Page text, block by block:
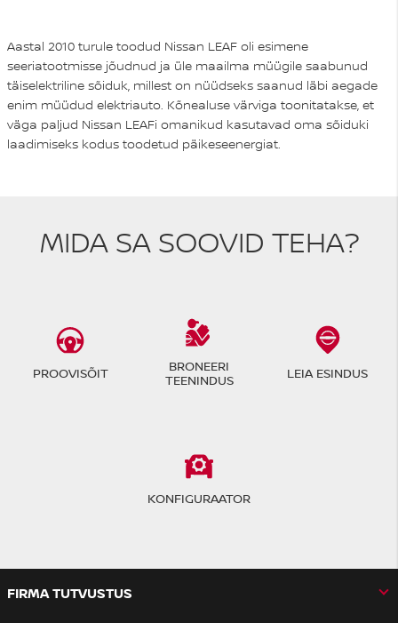
Aastal 2010 turule toodud Nissan LEAF oli esimene
seeriatootmisse jõudnud ja üle maailma müügile saabunud
täiselektriline sõiduk, millest on nüüdseks saanud läbi aegade
enim müüdud elektriauto. Kõnealuse värviga toonitatakse, et
väga paljud Nissan LEAFi omanikud kasutavad oma sõiduki
laadimiseks kodus toodetud päikeseenergiat.
MIDA SA SOOVID TEHA?
PROOVISÕIT
BRONEERI
TEENINDUS
LEIA ESINDUS
KONFIGURAATOR
FIRMA TUTVUSTUS